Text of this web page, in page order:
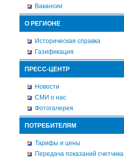
Вакансии
О РЕГИОНЕ
Историческая справка
Газификация
ПРЕСС-ЦЕНТР
Новости
СМИ о нас
Фотогалерея
ПОТРЕБИТЕЛЯМ
Тарифы и цены
Передача показаний счетчика